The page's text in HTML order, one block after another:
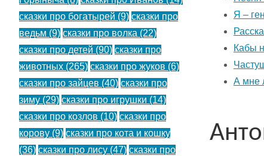
Я –
Кабы
А мне
сказки про богатырей (9) сказки про
ведьм (9) сказки про волка (22)
сказки про детей (90) сказки про
животных (265) сказки про жуков (6)
сказки про зайцев (40) сказки про
зиму (29) сказки про игрушки (14)
сказки про козлов (10) сказки про
корову (9) сказки про кота и кошку
(36) сказки про лису (47) сказки про